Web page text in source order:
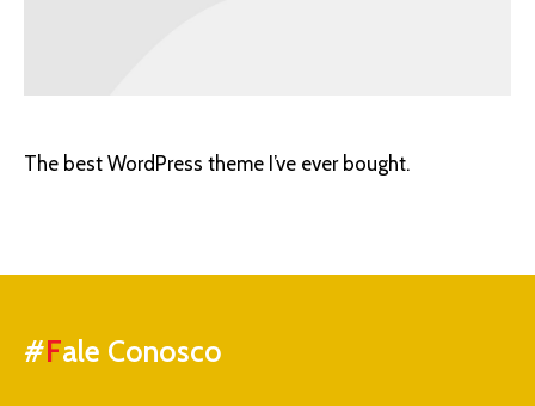
The best WordPress theme I’ve ever bought.
#Fale Conosco